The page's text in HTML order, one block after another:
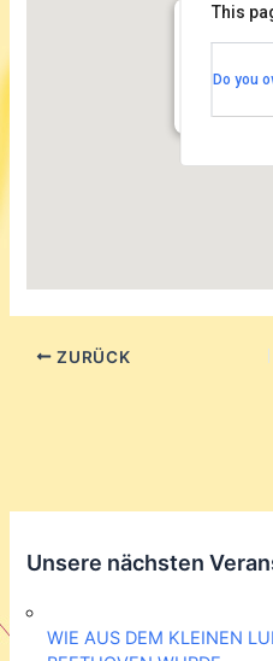
Herbert
This
Do you
ZURÜCK
Unsere nächsten
WIE AUS DEM KLEINEN